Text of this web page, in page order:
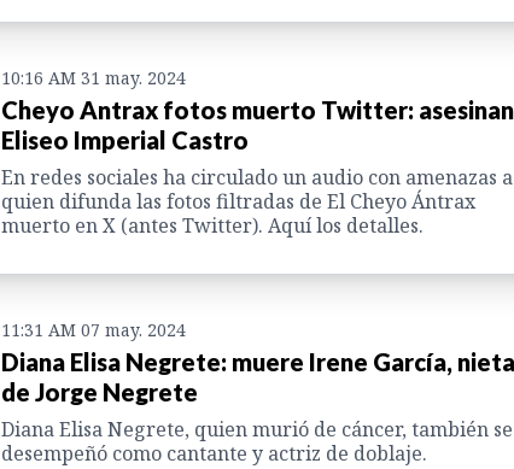
10:16 AM 31 may. 2024
Cheyo Antrax fotos muerto Twitter:
Eliseo Imperial Castro
En redes sociales ha circulado un audio con amenazas a
quien difunda las fotos filtradas de El Cheyo Ántrax
muerto en X (antes Twitter). Aquí los detalles.
11:31 AM 07 may. 2024
Diana Elisa Negrete: muere Irene García, nieta
de Jorge Negrete
Diana Elisa Negrete, quien murió de cáncer, también se
desempeñó como cantante y actriz de doblaje.